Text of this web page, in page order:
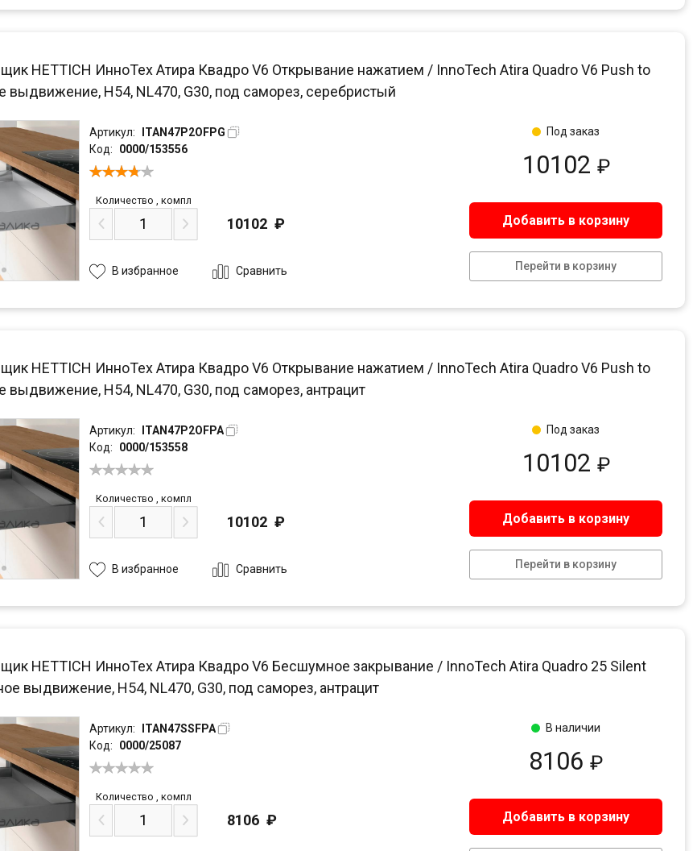
HETTICH ИнноТех Атира Квадро V6 Открывание нажатием / InnoTech Atira Quadro V6 Push to
выдвижение, H54, NL470, G30, под саморез, серебристый
Артикул:
ITAN47P2OFPG
Код:
0000/153556
10102 ₽
Количество компл
10102 ₽ Добавить в корзину
Перейти в корзину
В избранное Сравнить
Под заказ
HETTICH ИнноТех Атира Квадро V6 Открывание нажатием / InnoTech Atira Quadro V6 Push to
выдвижение, H54, NL470, G30, под саморез, антрацит
Артикул:
ITAN47P2OFPA
Код:
0000/153558
10102 ₽
Количество компл
10102 ₽ Добавить в корзину
Перейти в корзину
В избранное Сравнить
Под заказ
HETTICH ИнноТех Атира Квадро V6 Бесшумное закрывание / InnoTech Atira Quadro 25 Silent
выдвижение, H54, NL470, G30, под саморез, антрацит
Артикул:
ITAN47SSFPA
Код:
0000/25087
8106 ₽
Количество компл
8106 ₽ Добавить в корзину
В наличии